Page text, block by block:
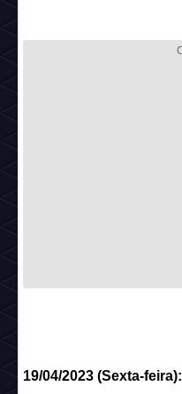
19/04/2023 (Sexta-feira):